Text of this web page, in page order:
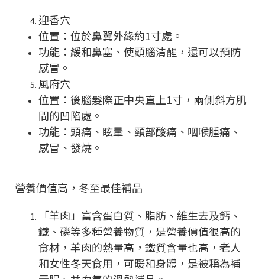
迎香穴
位置：位於鼻翼外緣約1寸處。
功能：緩和鼻塞、使頭腦清醒，還可以預防
感冒。
風府穴
位置：後腦髮際正中央直上1寸，兩側斜方肌
間的凹陷處。
功能：頭痛、眩暈、頸部酸痛、咽喉腫痛、
感冒、發燒。
營養價值高，冬至最佳補品
「羊肉」富含蛋白質、脂肪、維生去及鈣、
鐵、磷等多種營養物質，是營養價值很高的
食材，羊肉的熱量高，鐵質含量也高，老人
和女性冬天食用，可暖和身體，是被稱為補